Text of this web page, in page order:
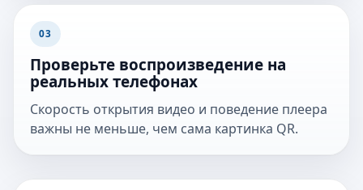
03
Проверьте воспроизведение на
реальных телефонах
Скорость открытия видео и поведение плеера
важны не меньше, чем сама картинка QR.